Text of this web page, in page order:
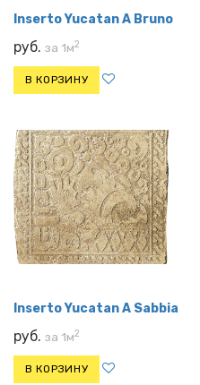
Inserto Yucatan A Bruno
руб. за 1м2
В КОРЗИНУ
Inserto Yucatan A Sabbia
руб. за 1м2
В КОРЗИНУ